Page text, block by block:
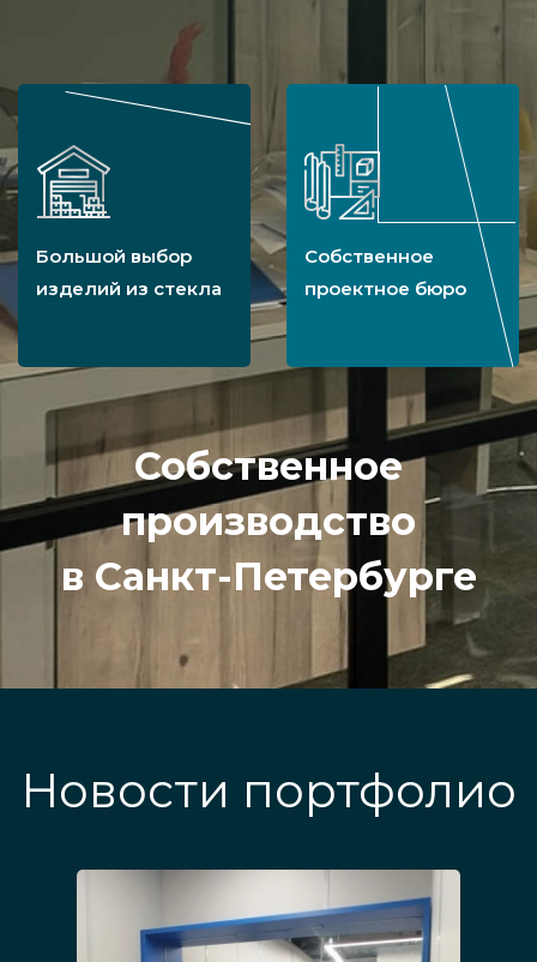
Большой выбор
изделий из стекла
Собственное
проектное бюро
Собственное
производство
в Санкт-Петербурге
Новости портфолио